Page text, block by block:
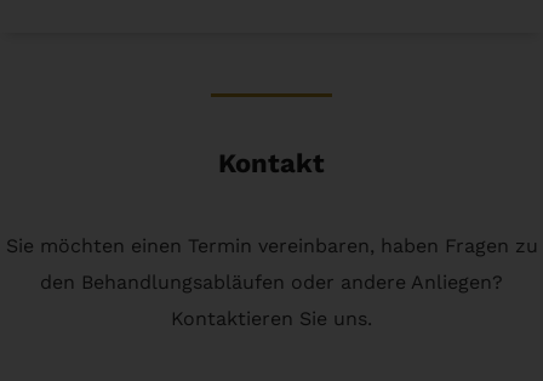
Kontakt
Sie möchten einen Termin vereinbaren, haben Fragen zu
den Behandlungsabläufen oder andere Anliegen?
Kontaktieren Sie uns.